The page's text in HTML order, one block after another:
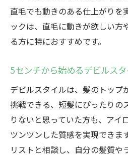
直毛でも動きのある仕上がりを
ックは、直毛に動きが欲しい方
る方に特におすすめです。
5センチから始めるデビルス
デビルスタイルは、髪のトップ
挑戦できる、短髪にぴったりの
りないと思っていた方も、アイ
ツンツンした質感を実現できま
リストと相談し、自分の髪質や